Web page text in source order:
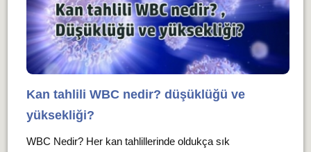
Kan tahlili WBC nedir? düşüklüğü ve
yüksekliği?
WBC Nedir? Her kan tahlillerinde oldukça sık